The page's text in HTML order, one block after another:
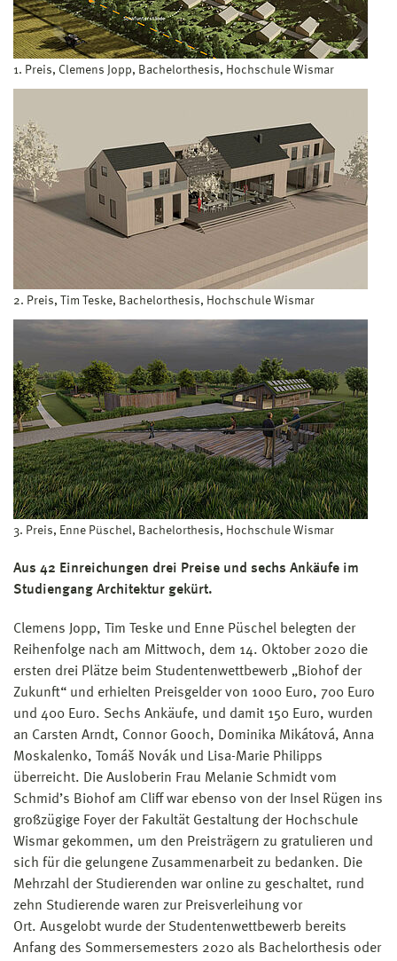
1. Preis, Clemens Jopp, Bachelorthesis, Hochschule Wismar
2. Preis, Tim Teske, Bachelorthesis, Hochschule Wismar
3. Preis, Enne Püschel, Bachelorthesis, Hochschule Wismar
Aus 42 Einreichungen drei Preise und sechs Ankäufe im
Studiengang Architektur gekürt.
Clemens Jopp, Tim Teske und Enne Püschel belegten der
Reihenfolge nach am Mittwoch, dem 14. Oktober 2020 die
ersten drei Plätze beim Studentenwettbewerb „Biohof der
Zukunft“ und erhielten Preisgelder von 1000 Euro, 700 Euro
und 400 Euro. Sechs Ankäufe, und damit 150 Euro, wurden
an Carsten Arndt, Connor Gooch, Dominika Mikátová, Anna
Moskalenko, Tomáš Novák und Lisa-Marie Philipps
überreicht. Die Ausloberin Frau Melanie Schmidt vom
Schmid’s Biohof am Cliff war ebenso von der Insel Rügen ins
großzügige Foyer der Fakultät Gestaltung der Hochschule
Wismar gekommen, um den Preisträgern zu gratulieren und
sich für die gelungene Zusammenarbeit zu bedanken. Die
Mehrzahl der Studierenden war online zu geschaltet, rund
zehn Studierende waren zur Preisverleihung vor
Ort. Ausgelobt wurde der Studentenwettbewerb bereits
Anfang des Sommersemesters 2020 als Bachelorthesis oder